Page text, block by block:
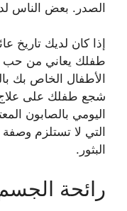
الصدر. بعض الناس
إذا كان لديك تاريخ
طفلك يعاني من حب
الأطفال الخاص بك
شجع طفلك على
اليومي بالصابون
التي لا تستلزم
البثور.
رائحة